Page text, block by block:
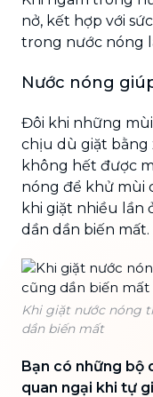
nở, kết hợp với
trong nước nóng
Nước nóng
Đôi khi những
chịu dù giặt bằng
không hết được
nóng để khử mùi
khi giặt nhiều lần
dần dần biến mất.
Khi giặt nước nóng
dần biến mất
Bạn có những bộ
quan ngại khi tự